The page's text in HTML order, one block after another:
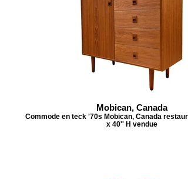
Mobican, Canada
Commode en teck '70s Mobican, Canada
x 40'' H vendue